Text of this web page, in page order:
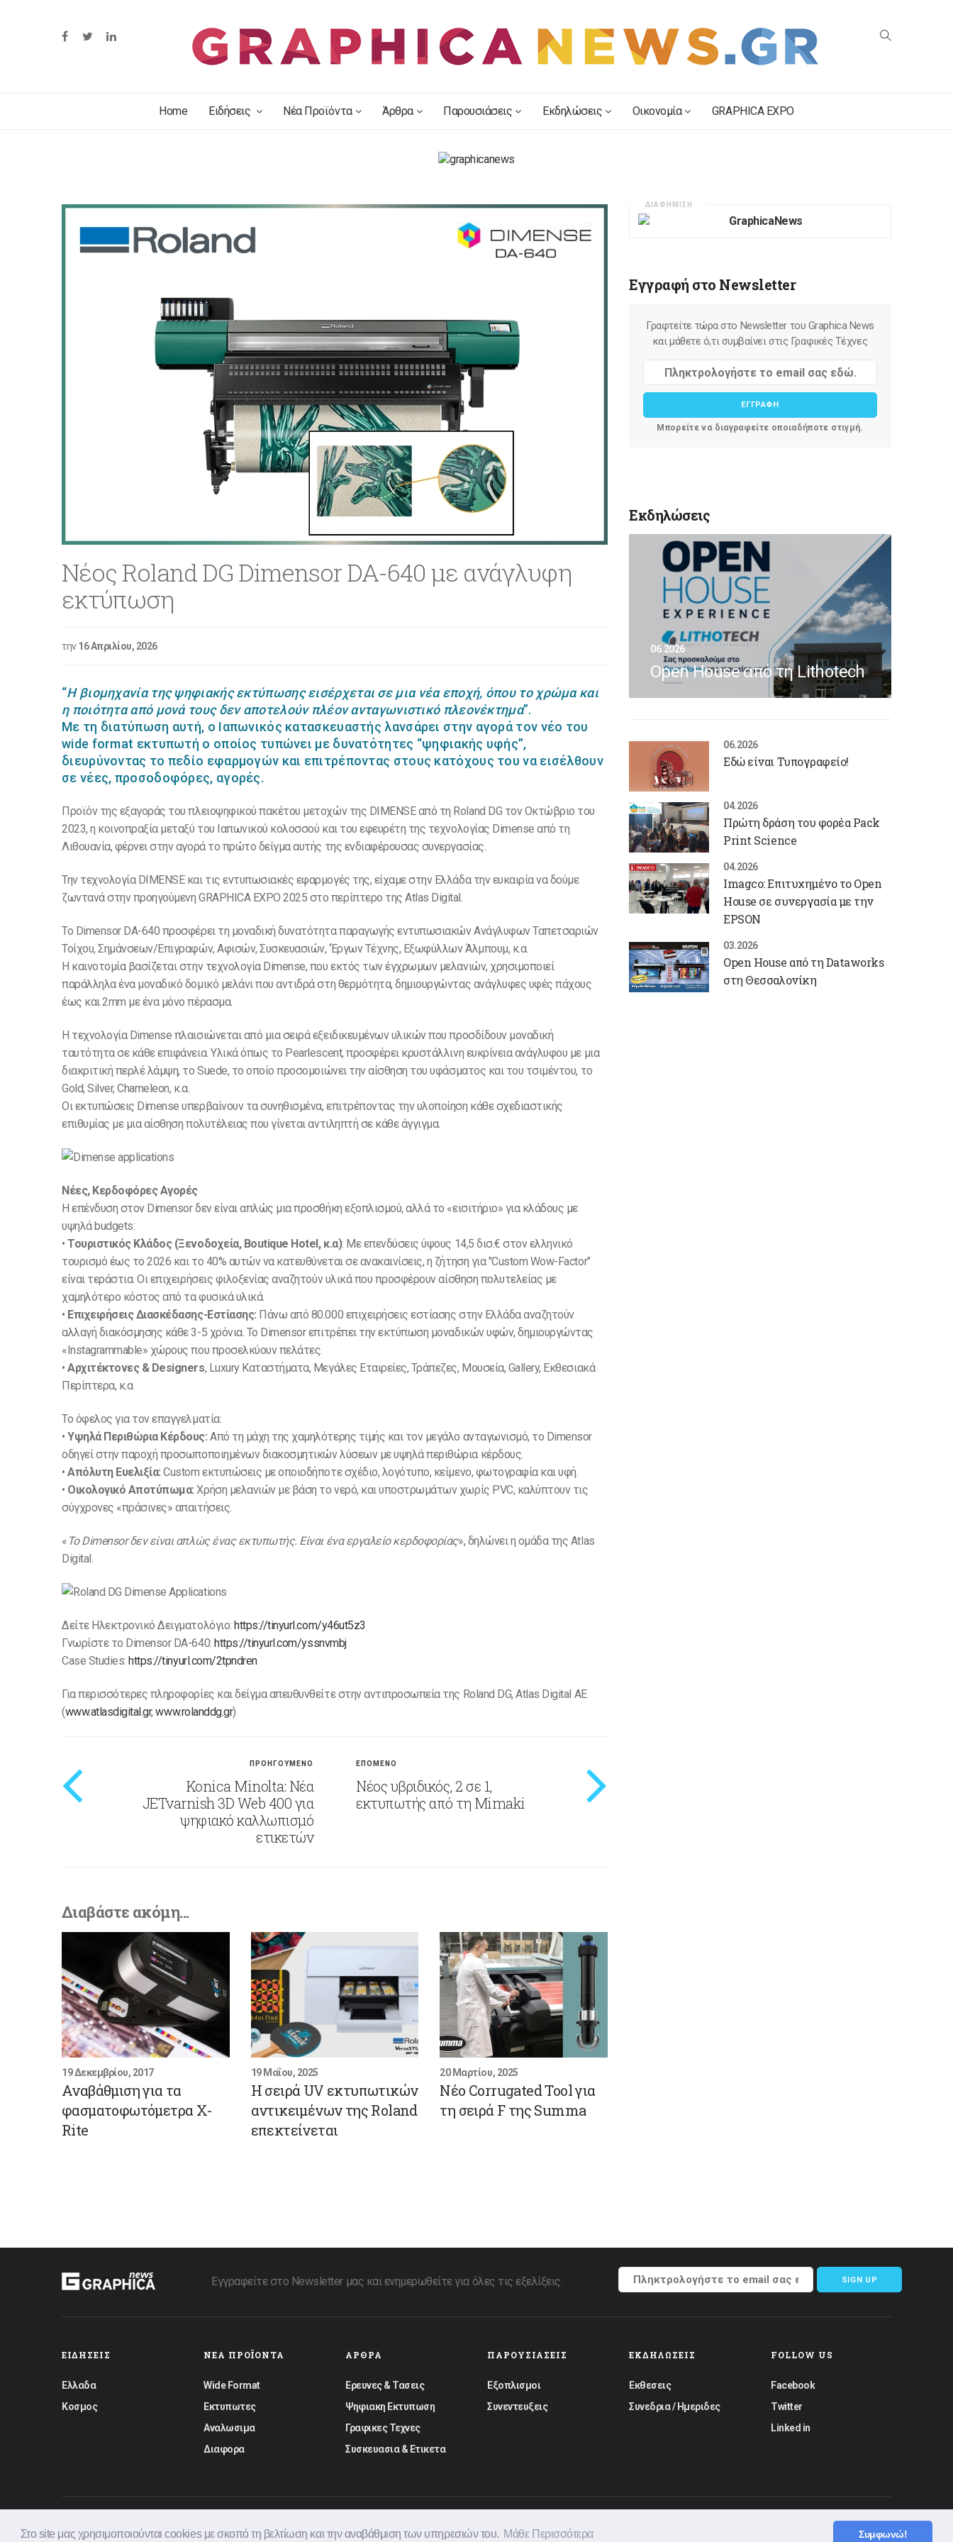
Στο site μας χρησιμοποιούνται cookies με σκοπό τη βελτίωση και την αναβάθμιση των υπηρεσιών του. Μάθε Περισσότερα Συμφωνώ!
Home Ειδήσεις Νέα Προϊόντα Άρθρα Παρουσιάσεις Εκδηλώσεις Οικονομία GRAPHICA EXPO
Νέος Roland DG Dimensor DA-640 με ανάγλυφη
εκτύπωση
την16 Απριλίου, 2026
“Η βιομηχανία της ψηφιακής εκτύπωσης εισέρχεται σε μια νέα εποχή, όπου το χρώμα και
η ποιότητα από μονά τους δεν αποτελούν πλέον ανταγωνιστικό πλεονέκτημα”.
Με τη διατύπωση αυτή, ο Ιαπωνικός κατασκευαστής λανσάρει στην αγορά τον νέο του
wide format εκτυπωτή ο οποίος τυπώνει με δυνατότητες “ψηφιακής υφής”,
διευρύνοντας το πεδίο εφαρμογών και επιτρέποντας στους κατόχους του να εισέλθουν
σε νέες, προσοδοφόρες, αγορές.
Προϊόν της εξαγοράς του πλειοψηφικού πακέτου μετοχών της DIMENSE από τη Roland DG τον Οκτώβριο του
2023, η κοινοπραξία μεταξύ του Ιαπωνικού κολοσσού και του εφευρέτη της τεχνολογίας Dimense από τη
Λιθουανία, φέρνει στην αγορά το πρώτο δείγμα αυτής της ενδιαφέρουσας συνεργασίας.
Την τεχνολογία DIMENSE και τις εντυπωσιακές εφαρμογές της, είχαμε στην Ελλάδα την ευκαιρία να δούμε
ζωντανά στην προηγούμενη GRAPHICA EXPO 2025 στο περίπτερο της Atlas Digital.
Το Dimensor DA-640 προσφέρει τη μοναδική δυνατότητα παραγωγής εντυπωσιακών Ανάγλυφων Ταπετσαριών
Τοίχου, Σημάνσεων/Επιγραφών, Αφισών, Συσκευασιών, ‘Έργων Τέχνης, Εξωφύλλων Άλμπουμ, κ.α.
Η καινοτομία βασίζεται στην τεχνολογία Dimense, που εκτός των έγχρωμων μελανιών, χρησιμοποιεί
παράλληλα ένα μοναδικό δομικό μελάνι που αντιδρά στη θερμότητα, δημιουργώντας ανάγλυφες υφές πάχους
έως και 2mm με ένα μόνο πέρασμα.
Η τεχνολογία Dimense πλαισιώνεται από μια σειρά εξειδικευμένων υλικών που προσδίδουν μοναδική
ταυτότητα σε κάθε επιφάνεια. Yλικά όπως το Pearlescent, προσφέρει κρυστάλλινη ευκρίνεια ανάγλυφου με μια
διακριτική περλέ λάμψη, το Suede, το οποίο προσομοιώνει την αίσθηση του υφάσματος και του τσιμέντου, το
Gold, Silver, Chameleon, κ.α.
Οι εκτυπώσεις Dimense υπερβαίνουν τα συνηθισμένα, επιτρέποντας την υλοποίηση κάθε σχεδιαστικής
επιθυμίας με μια αίσθηση πολυτέλειας που γίνεται αντιληπτή σε κάθε άγγιγμα.
Νέες, Κερδοφόρες Αγορές
Η επένδυση στον Dimensor δεν είναι απλώς μια προσθήκη εξοπλισμού, αλλά το «εισιτήριο» για κλάδους με
υψηλά budgets:
•Τουριστικός Κλάδος (Ξενοδοχεία, Boutique Hotel, κ.α): Με επενδύσεις ύψους 14,5 δισ.€ στον ελληνικό
τουρισμό έως το 2026 και το 40% αυτών να κατευθύνεται σε ανακαινίσεις, η ζήτηση για "Custom Wow-Factor"
είναι τεράστια. Οι επιχειρήσεις φιλοξενίας αναζητούν υλικά που προσφέρουν αίσθηση πολυτελείας με
χαμηλότερο κόστος από τα φυσικά υλικά.
• Επιχειρήσεις Διασκέδασης-Εστίασης: Πάνω από 80.000 επιχειρήσεις εστίασης στην Ελλάδα αναζητούν
αλλαγή διακόσμησης κάθε 3-5 χρόνια. Το Dimensor επιτρέπει την εκτύπωση μοναδικών υφών, δημιουργώντας
«Instagrammable» χώρους που προσελκύουν πελάτες.
•Αρχιτέκτονες & Designers, Luxury Καταστήματα, Μεγάλες Εταιρείες, Τράπεζες, Μουσεία, Gallery, Εκθεσιακά
Περίπτερα, κ.α
Το όφελος για τον επαγγελματία:
•Υψηλά Περιθώρια Κέρδους: Από τη μάχη της χαμηλότερης τιμής και τον μεγάλο ανταγωνισμό, το Dimensor
οδηγεί στην παροχή προσωποποιημένων διακοσμητικών λύσεων με υψηλά περιθώρια κέρδους.
•Απόλυτη Ευελιξία: Custom εκτυπώσεις με οποιοδήποτε σχέδιο, λογότυπο, κείμενο, φωτογραφία και υφή.
• Οικολογικό Αποτύπωμα: Χρήση μελανιών με βάση το νερό, και υποστρωμάτων χωρίς PVC, καλύπτουν τις
σύγχρονες «πράσινες» απαιτήσεις.
« Το Dimensor δεν είναι απλώς ένας εκτυπωτής. Είναι ένα εργαλείο κερδοφορίας», δηλώνει η ομάδα της Atlas
Digital.
Δείτε Ηλεκτρονικό Δειγματολόγιο:https://tinyurl.com/y46ut5z3
Γνωρίστε το Dimensor DA-640:https://tinyurl.com/yssnvmbj
Case Studies:https://tinyurl.com/2tpndren
Για περισσότερες πληροφορίες και δείγμα απευθυνθείτε στην αντιπροσωπεία της Roland DG, Atlas Digital AE
(www.atlasdigital.gr,www.rolanddg.gr)
ΠΡΟΗΓΟΥΜΕΝΟ
Konica Minolta: Νέα
JETvarnish 3D Web 400 για
ψηφιακό καλλωπισμό
ετικετών
ΕΠΟΜΕΝΟ
Νέος υβριδικός, 2 σε 1,
εκτυπωτής από τη Mimaki
Διαβάστε ακόμη...
19 Δεκεμβρίου, 2017
Αναβάθμιση για τα
φασματοφωτόμετρα X-
Rite
19 Μαΐου, 2025
Η σειρά UV εκτυπωτικών
αντικειμένων της Roland
επεκτείνεται
20 Μαρτίου, 2025
Νέο Corrugated Tool για
τη σειρά F της Summa
ΔΙΑΦΗΜΙΣΗ
Εγγραφή στο Newsletter
Γραφτείτε τώρα στο Newsletter του Graphica News
και μάθετε ό,τι συμβαίνει στις Γραφικές Τέχνες
ΕΓΓΡΑΦΗ
Μπορείτε να διαγραφείτε οποιαδήποτε στιγμή.
Εκδηλώσεις
06.2026
Open House από τη Lithotech
06.2026
Εδώ είναι Τυπογραφείο!
04.2026
Πρώτη δράση του φορέα Pack
Print Science
04.2026
Imagco: Επιτυχημένο το Open
House σε συνεργασία με την
EPSON
03.2026
Open House από τη Dataworks
στη Θεσσαλονίκη
Εγγραφείτε στο Newsletter μας και ενημερωθείτε για όλες τις εξελίξεις. SIGN UP
ΕΙΔΉΣΕΙΣ
Ελλαδα
Κοσμος
ΝΈΑ ΠΡΟΪΌΝΤΑ
Wide Format
Εκτυπωτες
Αναλωσιμα
Διαφορα
ΆΡΘΡΑ
Ερευνες & Τασεις
Ψηφιακη Εκτυπωση
Γραφικες Τεχνες
Συσκευασια & Ετικετα
ΠΑΡΟΥΣΙΆΣΕΙΣ
Εξοπλισμοι
Συνεντευξεις
ΕΚΔΗΛΏΣΕΙΣ
Εκθεσεις
Συνεδρια / Ημεριδες
FOLLOW US
Facebook
Twitter
Linked in
© 2026 Graphica News All rights reserved. Φόρμα Επικοινωνίας Διαφημιστείτε Πολιτική Απορρήτου